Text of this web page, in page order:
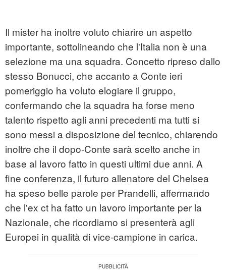
Il mister ha inoltre voluto chiarire un aspetto
importante, sottolineando che l'Italia non è una
selezione ma una squadra. Concetto ripreso dallo
stesso Bonucci, che accanto a Conte ieri
pomeriggio ha voluto elogiare il gruppo,
confermando che la squadra ha forse meno
talento rispetto agli anni precedenti ma tutti si
sono messi a disposizione del tecnico, chiarendo
inoltre che il dopo-Conte sarà scelto anche in
base al lavoro fatto in questi ultimi due anni. A
fine conferenza, il futuro allenatore del Chelsea
ha speso belle parole per Prandelli, affermando
che l'ex ct ha fatto un lavoro importante per la
Nazionale, che ricordiamo si presenterà agli
Europei in qualità di vice-campione in carica.